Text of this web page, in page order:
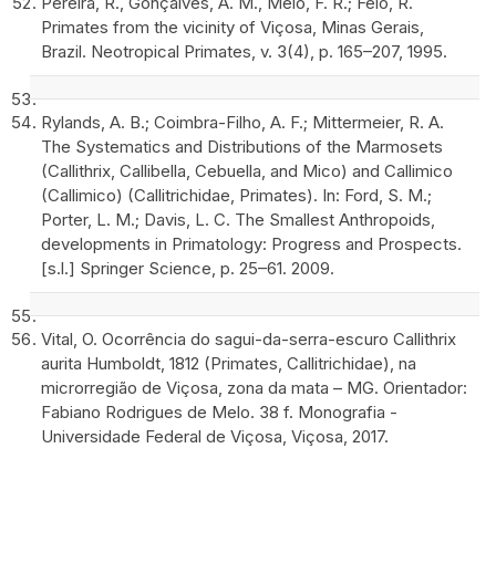
Primates from the vicinity of Viçosa, Minas Gerais,
Brazil. Neotropical Primates, v. 3(4), p. 165–207, 1995.
Rylands, A. B.; Coimbra-Filho, A. F.; Mittermeier, R. A.
The Systematics and Distributions of the Marmosets
(Callithrix, Callibella, Cebuella, and Mico) and Callimico
(Callimico) (Callitrichidae, Primates). In: Ford, S. M.;
Porter, L. M.; Davis, L. C. The Smallest Anthropoids,
developments in Primatology: Progress and Prospects.
[s.l.] Springer Science, p. 25–61. 2009.
Vital, O. Ocorrência do sagui-da-serra-escuro Callithrix
aurita Humboldt, 1812 (Primates, Callitrichidae), na
microrregião de Viçosa, zona da mata – MG. Orientador:
Fabiano Rodrigues de Melo. 38 f. Monografia -
Universidade Federal de Viçosa, Viçosa, 2017.